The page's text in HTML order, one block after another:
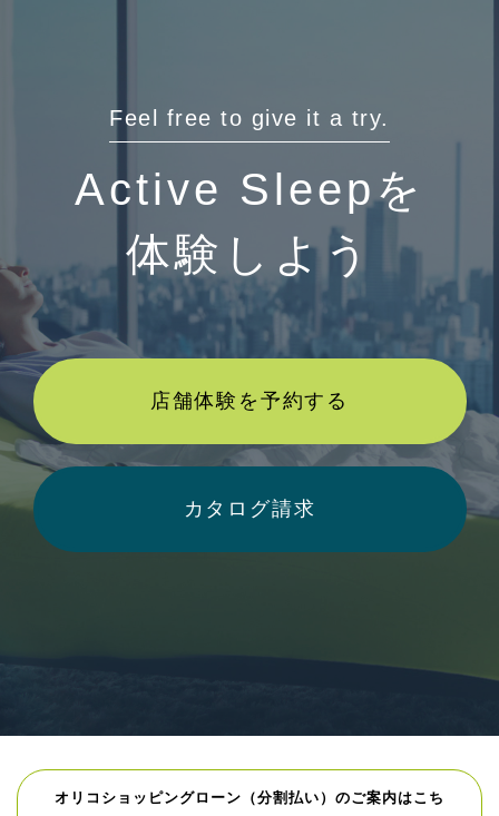
Feel free to give it a try.
Active Sleepを
体験しよう
店舗体験を予約する
カタログ請求
オリコショッピングローン（分割払い）のご案内はこち